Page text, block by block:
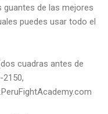
de las mejores
puedes usar todo el
cuadras antes de
2150,